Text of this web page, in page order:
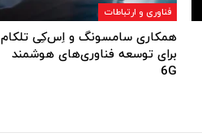
فناوری و ارتباطات
همکاری سامسونگ و اِس‌کِی تلکام
برای توسعه فناوری‌های هوشمند
6G